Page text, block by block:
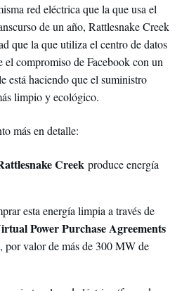
red eléctrica que la que usa el
de un año, Rattlesnake Creek
que la que utiliza el centro de datos
el compromiso de Facebook con un
está haciendo que el suministro
limpio y ecológico.
más en detalle:
Creekproduce energía
esta energía limpia a través de
Power Purchase Agreements
por valor de más de 300 MW de